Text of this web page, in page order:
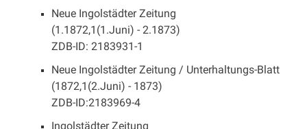
Neue Ingolstädter Zeitung
(1.1872,1(1.Juni) - 2.1873)
ZDB-ID: 2183931-1
Neue Ingolstädter Zeitung / Unterhaltungs-Blatt
(1872,1(2.Juni) - 1873)
ZDB-ID:2183969-4
Ingolstädter Zeitung